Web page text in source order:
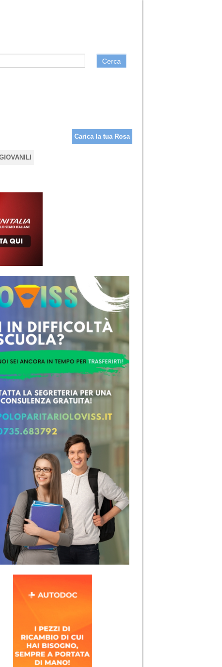
Cerca
Carica la tua Rosa